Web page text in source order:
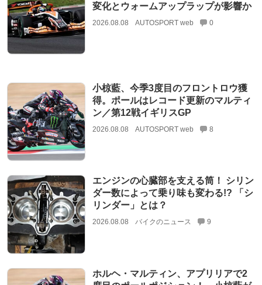
変化とウォームアップラップが影響か
2026.08.08 AUTOSPORT web 0
小椋藍、今季3度目のフロントロウ獲
得。ポールはレコード更新のマルティ
ン／第12戦イギリスGP
2026.08.08 AUTOSPORT web 8
エンジンの心臓部を支える筒！ シリン
ダー数によって乗り味も変わる!? 「シ
リンダー」とは？
2026.08.08 バイクのニュース 9
ホルヘ・マルティン、アプリリアで2